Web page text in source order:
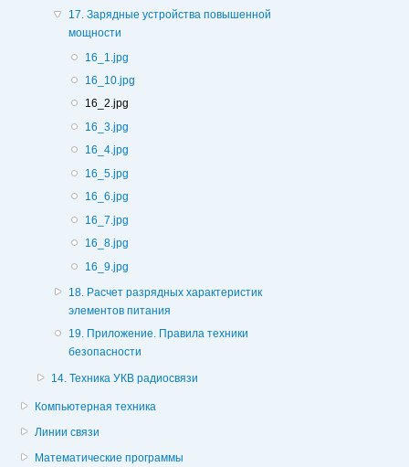
17. Зарядные устройства повышенной
мощности
16_1.jpg
16_10.jpg
16_2.jpg
16_3.jpg
16_4.jpg
16_5.jpg
16_6.jpg
16_7.jpg
16_8.jpg
16_9.jpg
18. Расчет разрядных характеристик
элементов питания
19. Приложение. Правила техники
безопасности
14. Техника УКВ радиосвязи
Компьютерная техника
Линии связи
Математические программы